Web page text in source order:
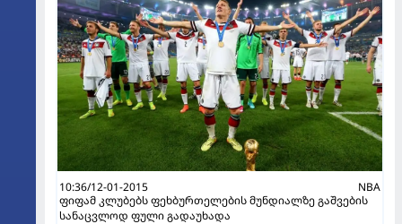
10:36/12-01-2015
NBA
ფიფამ კლუბებს ფეხბურთელების მუნდიალზე გაშვების
სანაცვლოდ ფული გადაუხადა